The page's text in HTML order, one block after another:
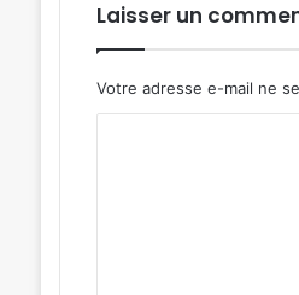
Laisser un
Votre adresse e-mail ne